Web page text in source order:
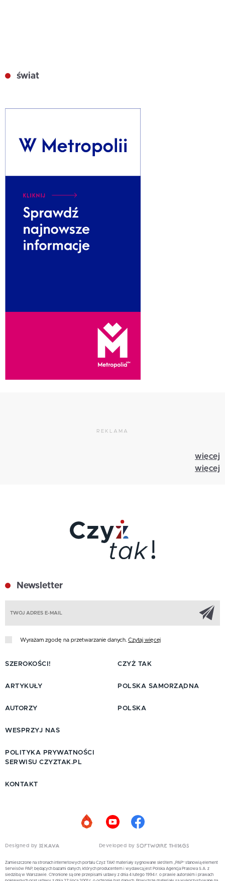
świat
REKLAMA
więcej
więcej
Newsletter
Wyrażam zgodę na przetwarzanie danych. Czytaj więcej
SZEROKOŚCI!
ARTYKUŁY
AUTORZY
CZYŻ TAK
POLSKA SAMORZĄDNA
POLSKA
WESPRZYJ NAS
POLITYKA PRYWATNOŚCI
SERWISU CZYZTAK.PL
KONTAKT
Designed by Developed by
Zamieszczone na stronach internetowych portalu Czyż TAK! materiały sygnowane skrótem „PAP” stanowią element
Serwisów PAP, będących bazami danych, których producentem i wydawcą jest Polska Agencja Prasowa S.A. z
siedzibą w Warszawie. Chronione są one przepisami ustawy z dnia 4 lutego 1994 r. o prawie autorskim i prawach